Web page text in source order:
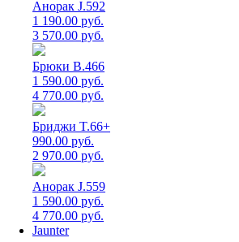
Анорак J.592
1 190.00 руб.
3 570.00 руб.
Брюки B.466
1 590.00 руб.
4 770.00 руб.
Бриджи T.66+
990.00 руб.
2 970.00 руб.
Анорак J.559
1 590.00 руб.
4 770.00 руб.
Jaunter